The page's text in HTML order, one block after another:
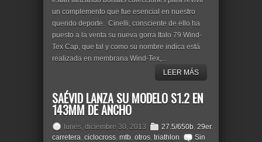
un complemento que fue esencial en nuestro
querido deporte. Cinelli, consciente de ello ha
puesto a la venta su nueva gorra Italo 79 Wind-
Tex Cap, que tal y como su nombre indica está
realizada en membrana Wind-Tex,...
LEER MÁS
SAÉVID LANZA SU MODELO S1.2 EN
143MM DE ANCHO
lunes, diciembre 30, 2013 27.5/650b, 29er,
carretera, ciclocross, mtb, otros, triathlon
Sin